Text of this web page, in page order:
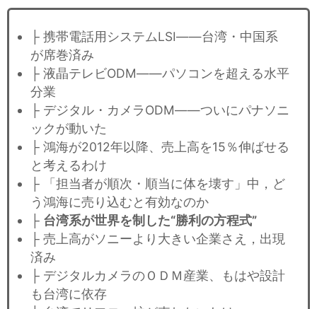
├ 携帯電話用システムLSI――台湾・中国系
が席巻済み
├ 液晶テレビODM――パソコンを超える水平
分業
├ デジタル・カメラODM――ついにパナソニ
ックが動いた
├ 鴻海が2012年以降、売上高を15％伸ばせる
と考えるわけ
├ 「担当者が順次・順当に体を壊す」中，ど
う鴻海に売り込むと有効なのか
├ 台湾系が世界を制した“勝利の方程式”
├ 売上高がソニーより大きい企業さえ，出現
済み
├ デジタルカメラのＯＤＭ産業、もはや設計
も台湾に依存